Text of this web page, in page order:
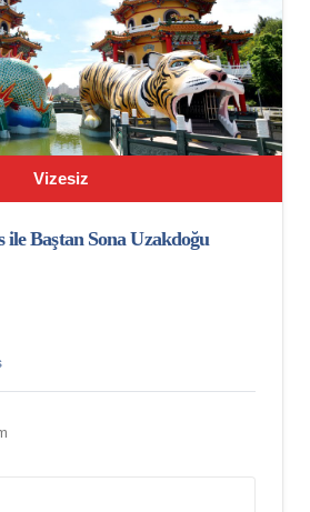
Vizesiz
ile Baştan Sona Uzakdoğu